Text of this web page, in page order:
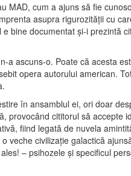
MAD, cum a ajuns să fie
asupra rigurozităţii cu
bine documentat şi-i prezintă
a ascuns-o. Poate că acesta
opera autorului american.
în ansamblul ei, ori doar
provocând cititorul să accepte
fiind legată de nuvela
veche civilizaţie galactică
– psihozele şi specificul